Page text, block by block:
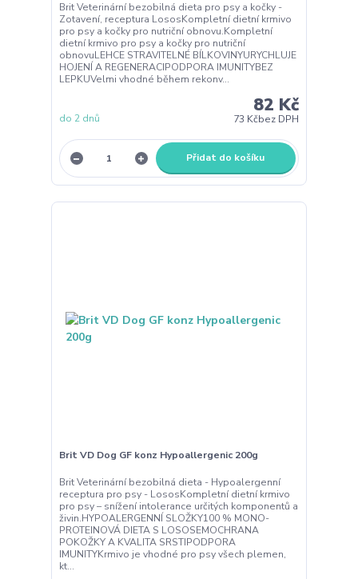
Brit Veterinární bezobilná dieta pro psy a kočky -
Zotavení, receptura LososKompletní dietní krmivo
pro psy a kočky pro nutriční obnovu.Kompletní
dietní krmivo pro psy a kočky pro nutriční
obnovuLEHCE STRAVITELNÉ BÍLKOVINYURYCHLUJE
HOJENÍ A REGENERACIPODPORA IMUNITYBEZ
LEPKUVelmi vhodné během rekonv...
82 Kč
73 Kčbez DPH
do 2 dnů
Přidat do košíku
Brit VD Dog GF konz Hypoallergenic 200g
Brit Veterinární bezobilná dieta - Hypoalergenní
receptura pro psy - LososKompletní dietní krmivo
pro psy – snížení intolerance určitých komponentů a
živin.HYPOALERGENNÍ SLOŽKY100 % MONO-
PROTEINOVÁ DIETA S LOSOSEMOCHRANA
POKOŽKY A KVALITA SRSTIPODPORA
IMUNITYKrmivo je vhodné pro psy všech plemen,
kt...